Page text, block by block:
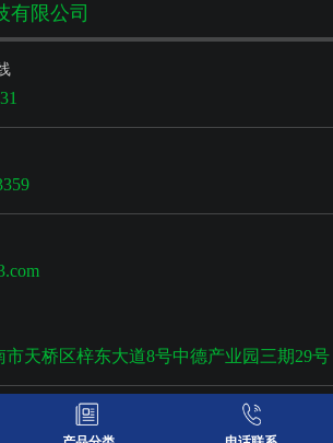
有限公司
市天桥区梓东大道8号中德产业园三期29号